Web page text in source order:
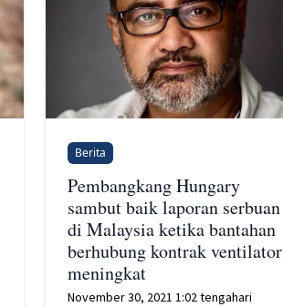
Berita
Pembangkang Hungary
sambut baik laporan serbuan
di Malaysia ketika bantahan
berhubung kontrak ventilator
meningkat
November 30, 2021 1:02 tengahari